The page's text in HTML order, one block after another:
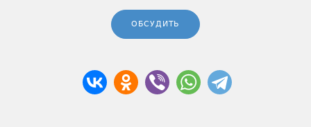
ОБСУДИТЬ